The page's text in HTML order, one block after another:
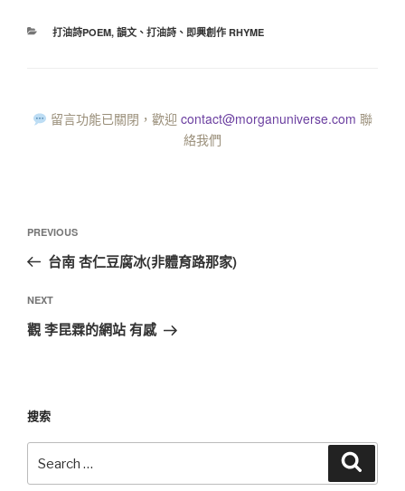
打油詩POEM, 韻文、打油詩、即興創作 RHYME
留言功能已關閉，歡迎 contact@morganuniverse.com 聯
絡我們
PREVIOUS
台南 杏仁豆腐冰(非體育路那家)
NEXT
觀 李昆霖的網站 有感
搜索